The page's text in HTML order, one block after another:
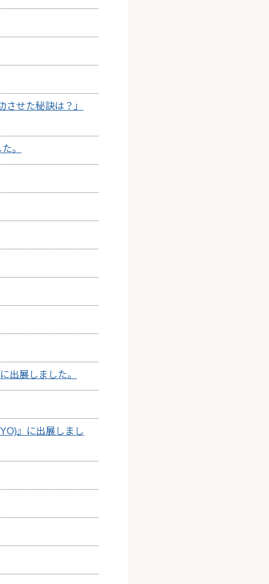
せた秘訣は？」
。
出展しました。
』に出展しまし